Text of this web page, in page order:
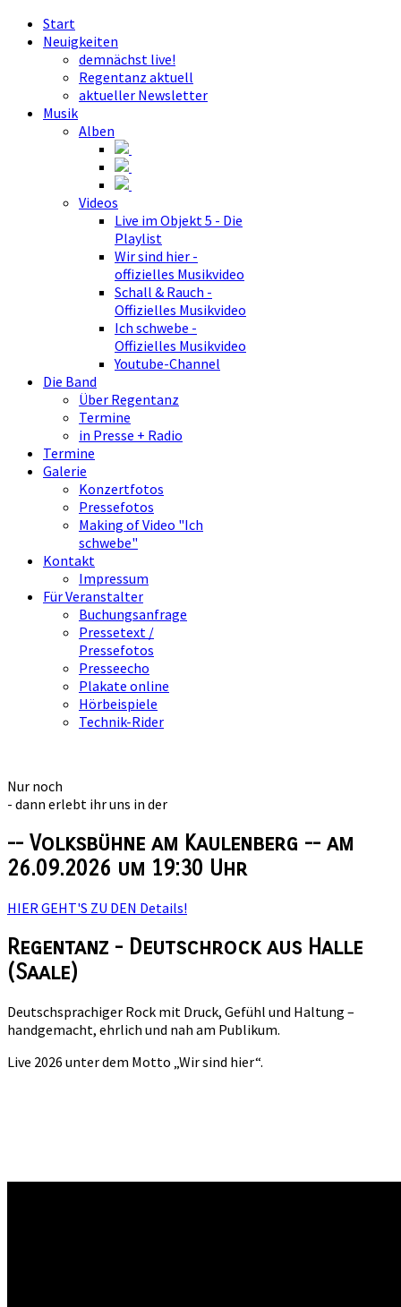
Start
Neuigkeiten
demnächst live!
Regentanz aktuell
aktueller Newsletter
Musik
Alben
Videos
Live im Objekt 5 - Die
Playlist
Wir sind hier -
offizielles Musikvideo
Schall & Rauch -
Offizielles Musikvideo
Ich schwebe -
Offizielles Musikvideo
Youtube-Channel
Die Band
Über Regentanz
Termine
in Presse + Radio
Termine
Galerie
Konzertfotos
Pressefotos
Making of Video "Ich
schwebe"
Kontakt
Impressum
Für Veranstalter
Buchungsanfrage
Pressetext /
Pressefotos
Presseecho
Plakate online
Hörbeispiele
Technik-Rider
Nur noch
- dann erlebt ihr uns in der
-- Volksbühne am Kaulenberg -- am
26.09.2026 um 19:30 Uhr
HIER GEHT'S ZU DEN Details!
Regentanz - Deutschrock aus Halle
(Saale)
Deutschsprachiger Rock mit Druck, Gefühl und Haltung –
handgemacht, ehrlich und nah am Publikum.
Live 2026 unter dem Motto „Wir sind hier“.